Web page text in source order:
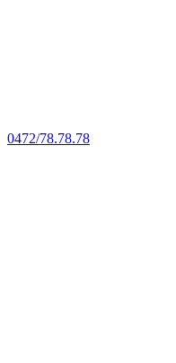
0472/78.78.78